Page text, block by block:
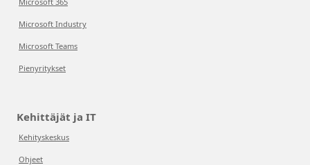
Microsoft Industry
Microsoft Teams
Pienyritykset
Kehittäjät ja IT
Kehityskeskus
Ohjeet